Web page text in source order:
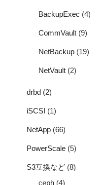
BackupExec (4)
CommVault (9)
NetBackup (19)
NetVault (2)
drbd (2)
iSCSI (1)
NetApp (66)
PowerScale (5)
S3互換など (8)
ceph (4)